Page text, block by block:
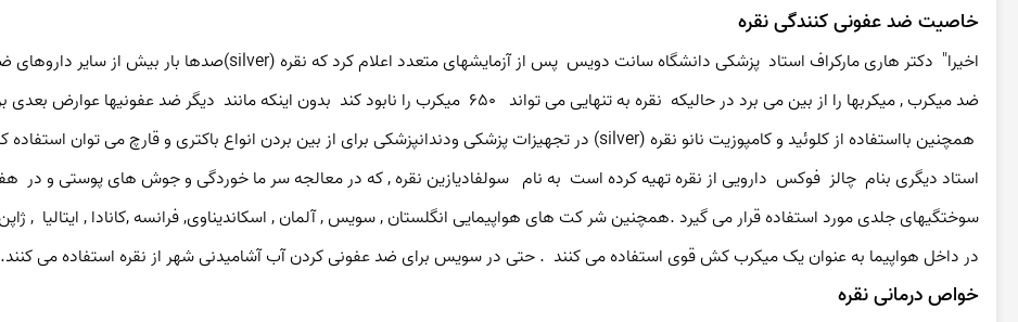
خاصیت ضد عفونی کنندگی نقره
ضد میکرب , میکربها را از بین می برد در حالیکه  نقره به تنهایی می تواند   ۶۵۰  میکرب را نابود کند  بدون اینکه مانند  دیگر ضد عفونیها عوارض بعدی بر جای گذارد.
همچنین بااستفاده از کلوئید و کامپوزیت نانو نقره (silver) در تجهیزات پزشکی ودندانپزشکی برای از بین بردن انواع باکتری و قارچ می توان استفاده کرد.
در داخل هواپیما به عنوان یک میکرب کش قوی استفاده می کنند  . حتی در سویس برای ضد عفونی کردن آب آشامیدنی شهر از نقره استفاده می کنند.
خواص درمانی نقره